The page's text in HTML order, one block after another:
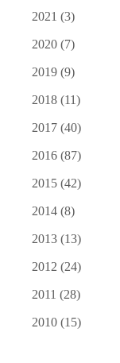
2021 (3)
2020 (7)
2019 (9)
2018 (11)
2017 (40)
2016 (87)
2015 (42)
2014 (8)
2013 (13)
2012 (24)
2011 (28)
2010 (15)